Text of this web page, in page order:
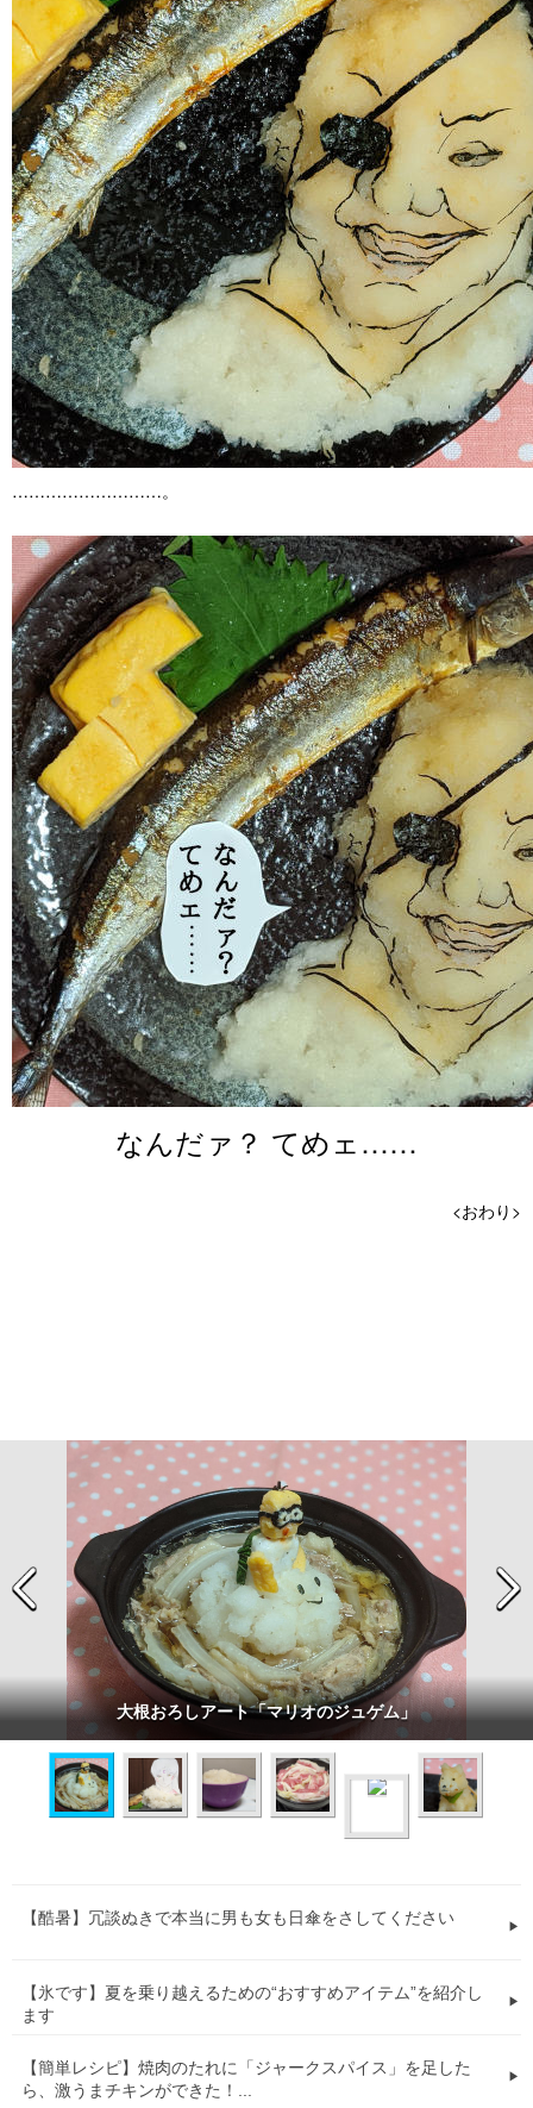
………………………。
なんだァ？ てめェ……
<おわり>
大根おろしアート「マリオのジュゲム」
【酷暑】冗談ぬきで本当に男も女も日傘をさしてください
【氷です】夏を乗り越えるための“おすすめアイテム”を紹介し
ます
【簡単レシピ】焼肉のたれに「ジャークスパイス」を足した
ら、激うまチキンができた！...